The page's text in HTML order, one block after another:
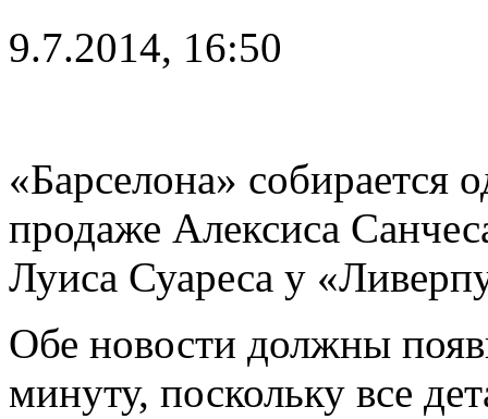
9.7.2014, 16:50
«Барселона» собирается
продаже Алексиса
Луиса Суареса у
Обе новости должны
минуту, поскольку все